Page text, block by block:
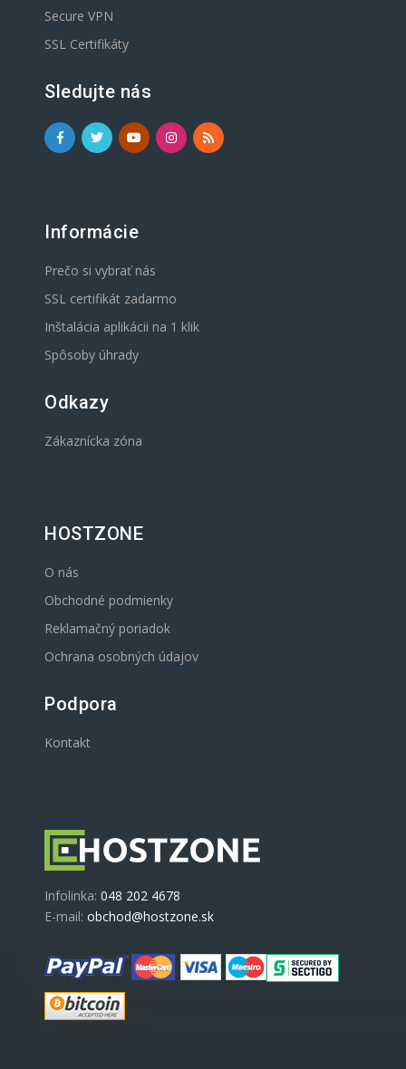
Secure VPN
SSL Certifikáty
Sledujte nás
Informácie
Prečo si vybrať nás
SSL certifikát zadarmo
Inštalácia aplikácii na 1 klik
Spôsoby úhrady
Odkazy
Zákaznícka zóna
HOSTZONE
O nás
Obchodné podmienky
Reklamačný poriadok
Ochrana osobných údajov
Podpora
Kontakt
Infolinka: 048 202 4678
E-mail: obchod@hostzone.sk